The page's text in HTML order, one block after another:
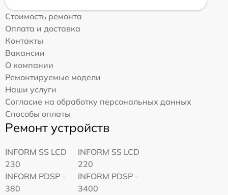
Стоимость ремонта
Оплата и доставка
Контакты
Вакансии
О компании
Ремонтируемые модели
Наши услуги
Согласие на обработку персональных данных
Способы оплаты
Ремонт устройств
INFORM SS LCD
230
INFORM SS LCD
220
INFORM PDSP -
380
INFORM PDSP -
3400